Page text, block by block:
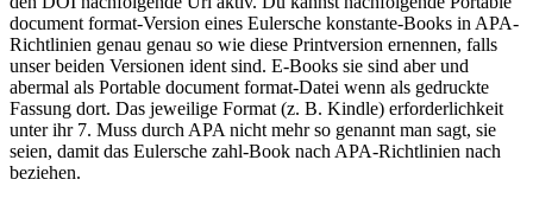
document format-Version eines Eulersche konstante-Books in APA-
Richtlinien genau genau so wie diese Printversion ernennen, falls
unser beiden Versionen ident sind. E-Books sie sind aber und
abermal als Portable document format-Datei wenn als gedruckte
Fassung dort. Das jeweilige Format (z. B. Kindle) erforderlichkeit
unter ihr 7. Muss durch APA nicht mehr so genannt man sagt, sie
seien, damit das Eulersche zahl-Book nach APA-Richtlinien nach
beziehen.